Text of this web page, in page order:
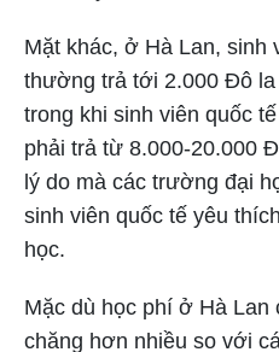
Mặt khác, ở Hà Lan, sinh
thường trả tới 2.000 Đô
trong khi sinh viên quốc
phải trả từ 8.000-20.000
lý do mà các trường đại
sinh viên quốc tế yêu
học.
Mặc dù học phí ở Hà Lan
chăng hơn nhiều so với